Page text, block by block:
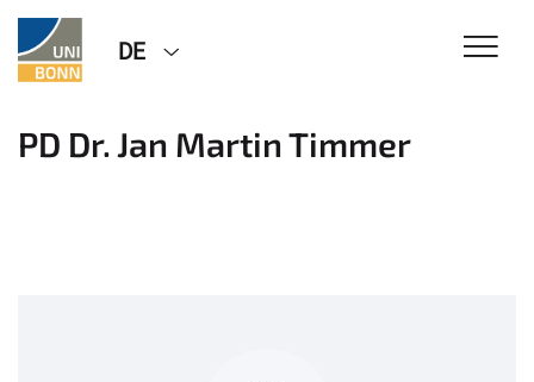
DE
PD Dr. Jan Martin Timmer